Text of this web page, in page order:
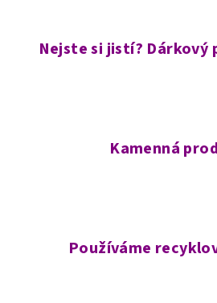
Nejste si jistí? Dárkový
Kamenná
Používáme